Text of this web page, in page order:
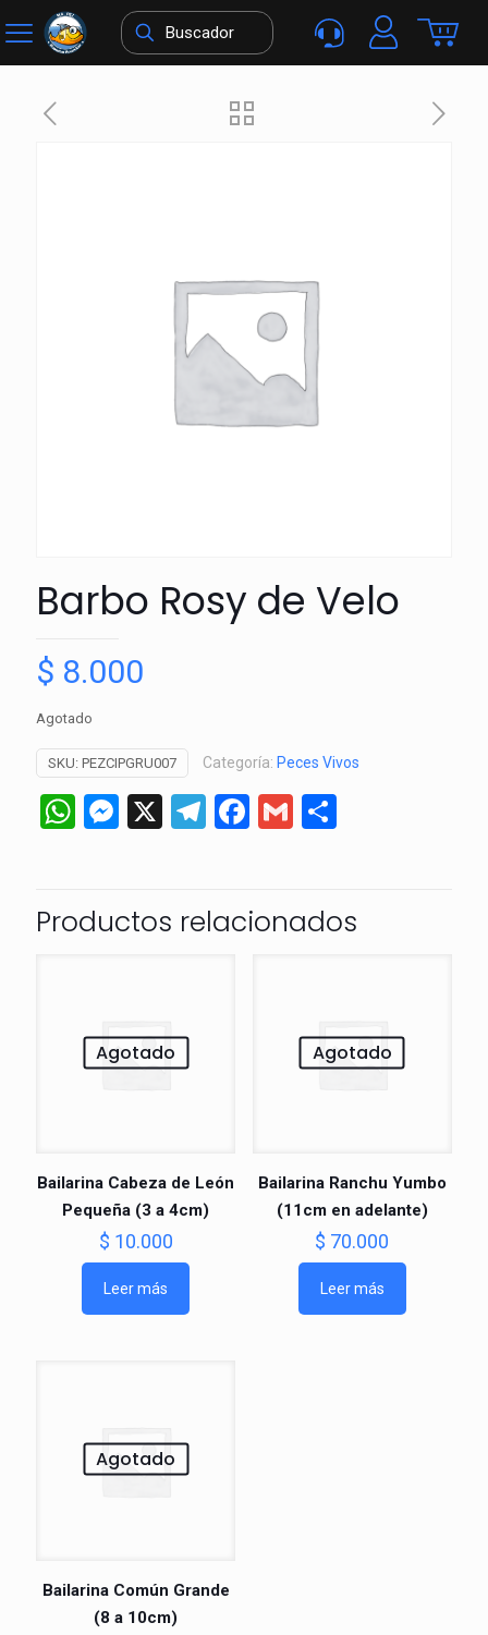
Barbo Rosy de Velo
$ 8.000
Agotado
SKU: PEZCIPGRU007 Categoría: Peces Vivos
WhatsApp
Messenger
X Telegram
Facebook
Gmail
Productos relacionados
Agotado
Bailarina Cabeza de León
Pequeña (3 a 4cm)
$ 10.000
Leer más
Agotado
Bailarina Ranchu Yumbo
(11cm en adelante)
$ 70.000
Leer más
Agotado
Bailarina Común Grande
(8 a 10cm)